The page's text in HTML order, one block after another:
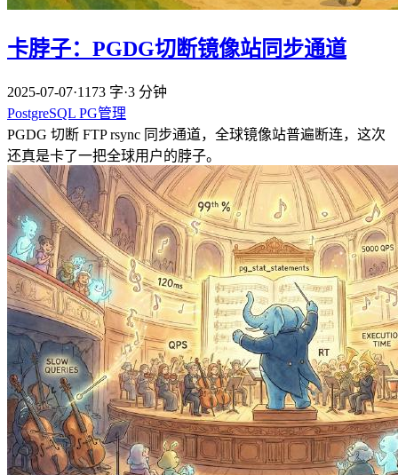
卡脖子：PGDG切断镜像站同步通道
2025-07-07·1173 字·3 分钟
PostgreSQL PG管理
PGDG 切断 FTP rsync 同步通道，全球镜像站普遍断连，这次
还真是卡了一把全球用户的脖子。